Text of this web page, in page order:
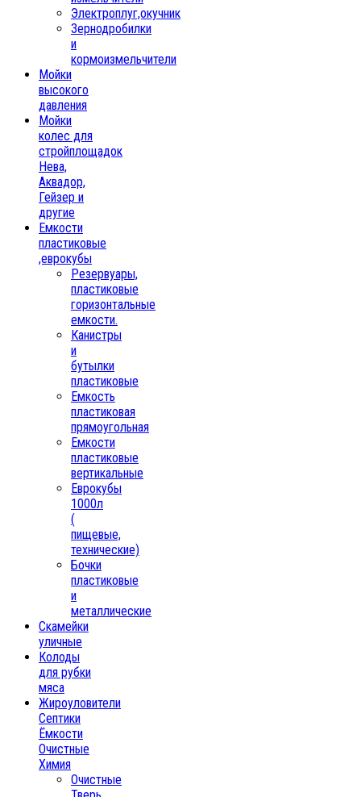
Электроплуг,окучник
Зернодробилки
и
кормоизмельчители
Мойки
высокого
давления
Мойки
колес для
стройплощадок
Нева,
Аквадор,
Гейзер и
другие
Емкости
пластиковые
,еврокубы
Резервуары,
пластиковые
горизонтальные
емкости.
Канистры
и
бутылки
пластиковые
Емкость
пластиковая
прямоугольная
Емкости
пластиковые
вертикальные
Еврокубы
1000л
(
пищевые,
технические)
Бочки
пластиковые
и
металлические
Скамейки
уличные
Колоды
для рубки
мяса
Жироуловители
Септики
Ёмкости
Очистные
Химия
Очистные